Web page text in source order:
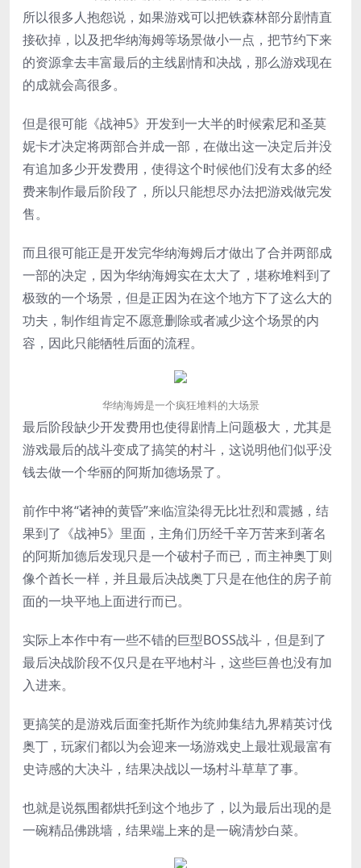
所以很多人抱怨说，如果游戏可以把铁森林部分剧情直
接砍掉，以及把华纳海姆等场景做小一点，把节约下来
的资源拿去丰富最后的主线剧情和决战，那么游戏现在
的成就会高很多。
但是很可能《战神5》开发到一大半的时候索尼和圣莫
妮卡才决定将两部合并成一部，在做出这一决定后并没
有追加多少开发费用，使得这个时候他们没有太多的经
费来制作最后阶段了，所以只能想尽办法把游戏做完发
售。
而且很可能正是开发完华纳海姆后才做出了合并两部成
一部的决定，因为华纳海姆实在太大了，堪称堆料到了
极致的一个场景，但是正因为在这个地方下了这么大的
功夫，制作组肯定不愿意删除或者减少这个场景的内
容，因此只能牺牲后面的流程。
华纳海姆是一个疯狂堆料的大场景
最后阶段缺少开发费用也使得剧情上问题极大，尤其是
游戏最后的战斗变成了搞笑的村斗，这说明他们似乎没
钱去做一个华丽的阿斯加德场景了。
前作中将“诸神的黄昏”来临渲染得无比壮烈和震撼，结
果到了《战神5》里面，主角们历经千辛万苦来到著名
的阿斯加德后发现只是一个破村子而已，而主神奥丁则
像个酋长一样，并且最后决战奥丁只是在他住的房子前
面的一块平地上面进行而已。
实际上本作中有一些不错的巨型BOSS战斗，但是到了
最后决战阶段不仅只是在平地村斗，这些巨兽也没有加
入进来。
更搞笑的是游戏后面奎托斯作为统帅集结九界精英讨伐
奥丁，玩家们都以为会迎来一场游戏史上最壮观最富有
史诗感的大决斗，结果决战以一场村斗草草了事。
也就是说氛围都烘托到这个地步了，以为最后出现的是
一碗精品佛跳墙，结果端上来的是一碗清炒白菜。